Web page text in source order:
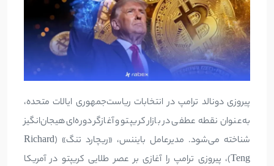
پیروزی دونالد ترامپ در انتخابات ریاست‌جمهوری ایالات متحده،
به‌عنوان نقطه عطفی در بازار کریپتو و آغازگر دوره‌ای هیجان‌انگیز
شناخته می‌شود. مدیرعامل بایننس، «ریچارد تنگ» (Richard
Teng)، پیروزی ترامپ را آغازی بر عصر طلایی کریپتو در آمریکا